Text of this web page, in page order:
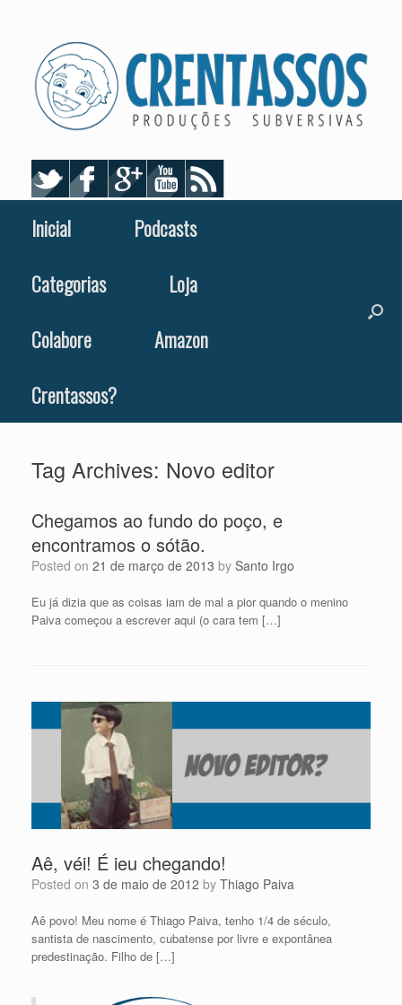
Inicial
Podcasts
Categorias
Loja
Colabore
Amazon
Crentassos?
Tag Archives: Novo editor
Chegamos ao fundo do poço, e
encontramos o sótão.
Posted on 21 de março de 2013 by Santo Irgo
Eu já dizia que as coisas iam de mal a pior quando o menino
Paiva começou a escrever aqui (o cara tem […]
Aê, véi! É ieu chegando!
Posted on 3 de maio de 2012 by Thiago Paiva
Aê povo! Meu nome é Thiago Paiva, tenho 1/4 de século,
santista de nascimento, cubatense por livre e expontânea
predestinação. Filho de […]